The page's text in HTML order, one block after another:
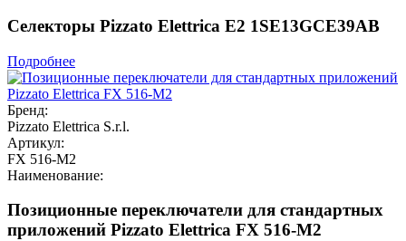
Селекторы Pizzato Elettrica E2 1SE13GCE39AB
Подробнее
Бренд:
Pizzato Elettrica S.r.l.
Артикул:
FX 516-M2
Наименование:
Позиционные переключатели для стандартных
приложений Pizzato Elettrica FX 516-M2